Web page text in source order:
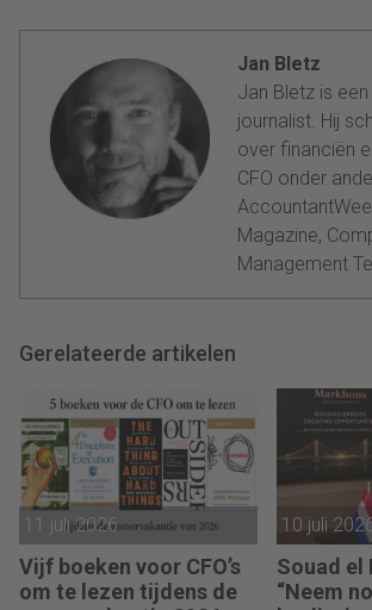
Jan Bletz
Jan Bletz is
journalist. Hij
over financiën
CFO onder
Magazine,
Management
Gerelateerde artikelen
11 juli 2026
Vijf boeken voor CFO’s
om te lezen tijdens de
10 juli
Souad el
“Neem